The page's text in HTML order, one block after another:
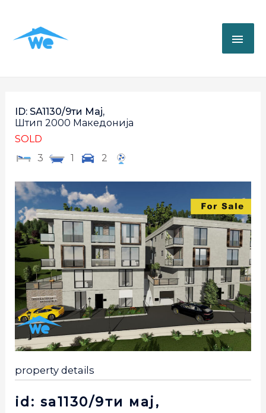
ID: SA1130/9ти Мај,
Штип 2000 Македонија
SOLD
3
1 2
property details
id: sa1130/9ти мај,